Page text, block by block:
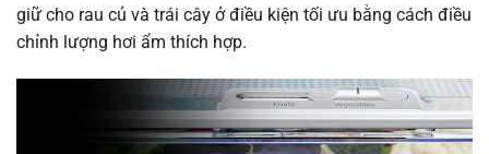
giữ cho rau củ và trái cây ở điều kiện tối ưu bằng cách điều
chỉnh lượng hơi ẩm thích hợp.